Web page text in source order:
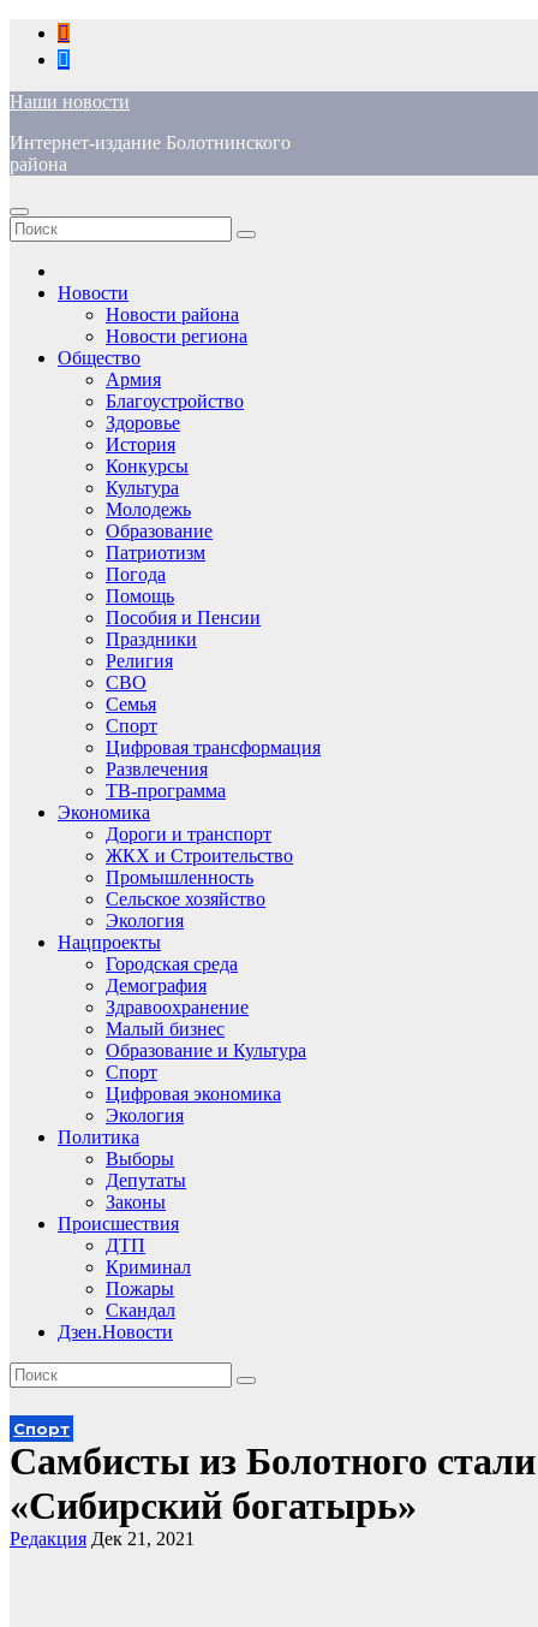
Перейти
содержимому
Наши новости
Интернет-издание Болотнинского
района
Новости
Новости района
Новости региона
Общество
Армия
Благоустройство
Здоровье
История
Конкурсы
Культура
Молодежь
Образование
Патриотизм
Погода
Помощь
Пособия и Пенсии
Праздники
Религия
СВО
Семья
Спорт
Цифровая трансформация
Развлечения
ТВ-программа
Экономика
Дороги и транспорт
ЖКХ и Строительство
Промышленность
Сельское хозяйство
Экология
Нацпроекты
Городская среда
Демография
Здравоохранение
Малый бизнес
Образование и Культура
Спорт
Цифровая экономика
Экология
Политика
Выборы
Депутаты
Законы
Происшествия
ДТП
Криминал
Пожары
Скандал
Дзен.Новости
Спорт
Самбисты из Болотного
«Сибирский богатырь»
Редакция Дек 21, 2021